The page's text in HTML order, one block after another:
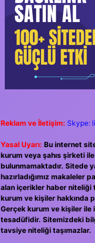
Reklam ve İletişim: Skype:
Yasal Uyarı: Bu internet
kurum veya şahıs şirketi
bulunmamaktadır. Sitede
hazırladığımız makaleler
alan içerikler haber niteliği
kurum ve kişiler hakkında
Gerçek kurum ve kişiler
tesadüfidir. Sitemizdeki
tavsiye niteliği taşımazlar.